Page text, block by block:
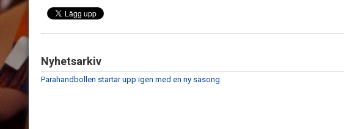
Nyhetsarkiv
Parahandbollen startar upp igen med en ny säsong